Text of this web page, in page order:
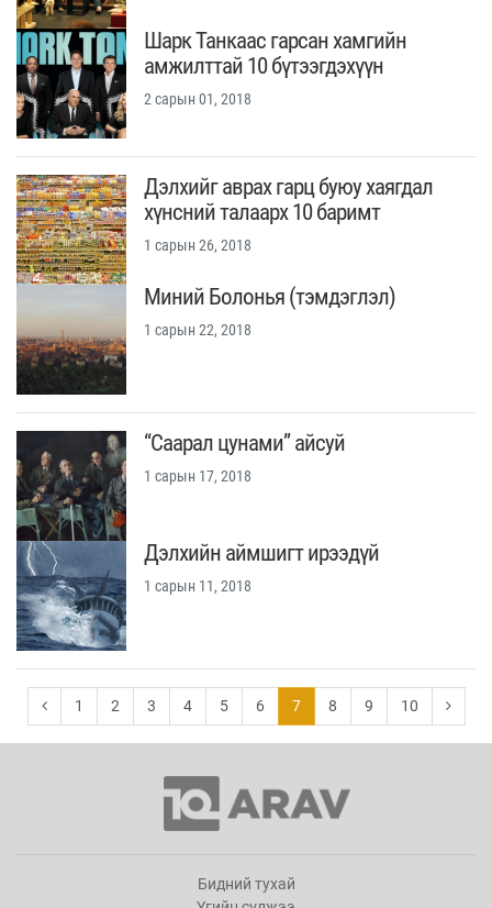
Шарк Танкаас гарсан хамгийн
амжилттай 10 бүтээгдэхүүн
2 сарын 01, 2018
Дэлхийг аврах гарц буюу хаягдал
хүнсний талаарх 10 баримт
1 сарын 26, 2018
Миний Болонья (тэмдэглэл)
1 сарын 22, 2018
“Саарал цунами” айсуй
1 сарын 17, 2018
Дэлхийн аймшигт ирээдүй
1 сарын 11, 2018
1 2 3 4 5 6 7 8 9 10
Бидний тухай